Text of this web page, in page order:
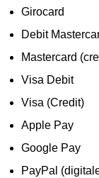
Girocard
Debit
Mastercard
Visa Debit
Visa (Credit)
Apple Pay
Google Pay
PayPal